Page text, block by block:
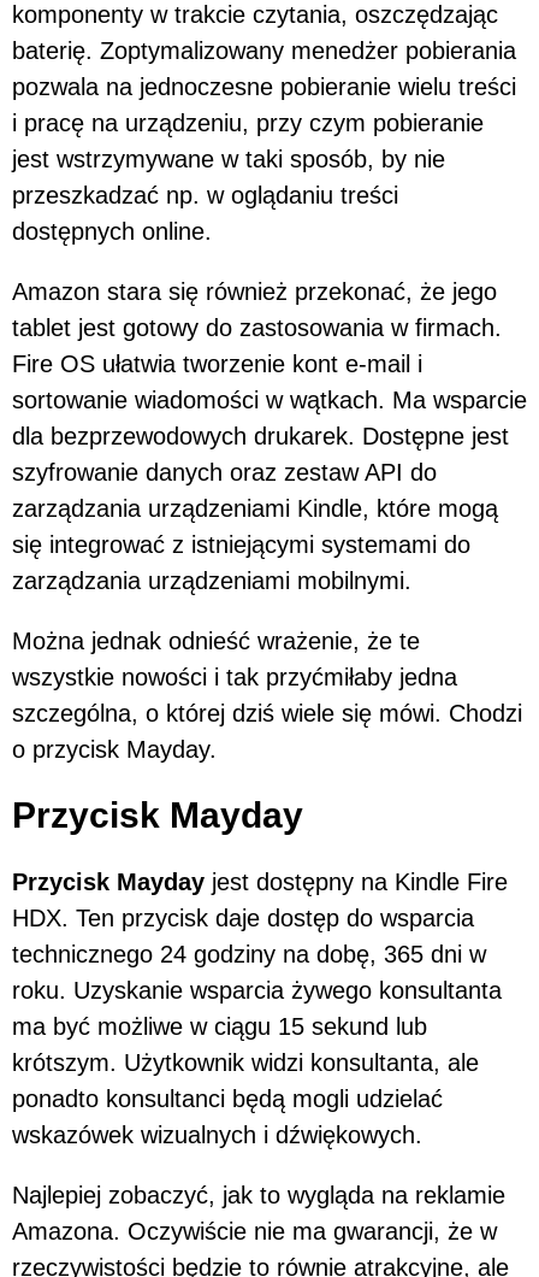
komponenty w trakcie czytania, oszczędzając
baterię. Zoptymalizowany menedżer pobierania
pozwala na jednoczesne pobieranie wielu treści
i pracę na urządzeniu, przy czym pobieranie
jest wstrzymywane w taki sposób, by nie
przeszkadzać np. w oglądaniu treści
dostępnych online.
Amazon stara się również przekonać, że jego
tablet jest gotowy do zastosowania w firmach.
Fire OS ułatwia tworzenie kont e-mail i
sortowanie wiadomości w wątkach. Ma wsparcie
dla bezprzewodowych drukarek. Dostępne jest
szyfrowanie danych oraz zestaw API do
zarządzania urządzeniami Kindle, które mogą
się integrować z istniejącymi systemami do
zarządzania urządzeniami mobilnymi.
Można jednak odnieść wrażenie, że te
wszystkie nowości i tak przyćmiłaby jedna
szczególna, o której dziś wiele się mówi. Chodzi
o przycisk Mayday.
Przycisk Mayday
Przycisk Mayday jest dostępny na Kindle Fire
HDX. Ten przycisk daje dostęp do wsparcia
technicznego 24 godziny na dobę, 365 dni w
roku. Uzyskanie wsparcia żywego konsultanta
ma być możliwe w ciągu 15 sekund lub
krótszym. Użytkownik widzi konsultanta, ale
ponadto konsultanci będą mogli udzielać
wskazówek wizualnych i dźwiękowych.
Najlepiej zobaczyć, jak to wygląda na reklamie
Amazona. Oczywiście nie ma gwarancji, że w
rzeczywistości będzie to równie atrakcyjne, ale